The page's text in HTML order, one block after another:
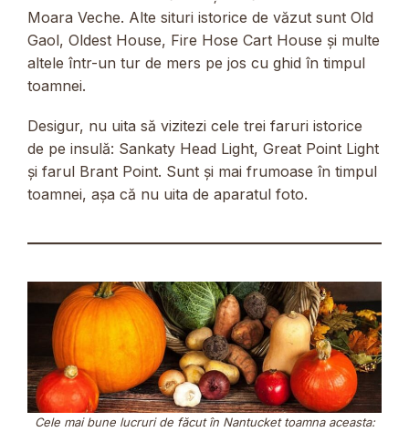
Moara Veche. Alte situri istorice de văzut sunt Old
Gaol, Oldest House, Fire Hose Cart House și multe
altele într-un tur de mers pe jos cu ghid în timpul
toamnei.
Desigur, nu uita să vizitezi cele trei faruri istorice
de pe insulă: Sankaty Head Light, Great Point Light
și farul Brant Point. Sunt și mai frumoase în timpul
toamnei, așa că nu uita de aparatul foto.
Cele mai bune lucruri de făcut în Nantucket toamna aceasta: